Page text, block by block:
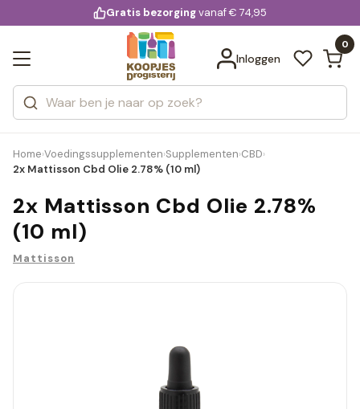
voor 20:00 uur besteld
Gratis bezorgingvanaf € 74,95
Inloggen
0
Zoeken
Categorieën
Merken
Bekijk alle resultaten
Home›Voedingssupplementen›Supplementen›CBD›
2x Mattisson Cbd Olie 2.78% (10 ml)
2x Mattisson Cbd Olie 2.78%
(10 ml)
Mattisson